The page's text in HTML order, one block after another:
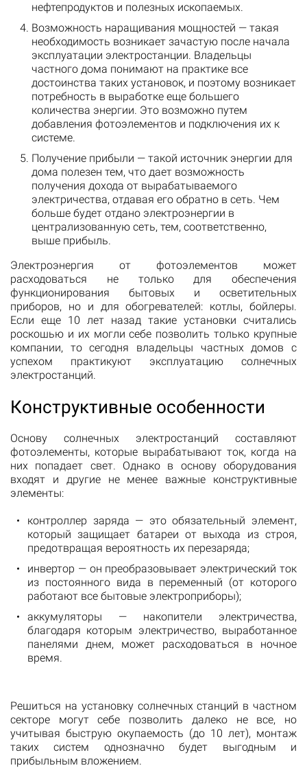
нефтепродуктов и полезных ископаемых.
Возможность наращивания мощностей — такая
необходимость возникает зачастую после начала
эксплуатации электростанции. Владельцы
частного дома понимают на практике все
достоинства таких установок, и поэтому возникает
потребность в выработке еще большего
количества энергии. Это возможно путем
добавления фотоэлементов и подключения их к
системе.
Получение прибыли — такой источник энергии для
дома полезен тем, что дает возможность
получения дохода от вырабатываемого
электричества, отдавая его обратно в сеть. Чем
больше будет отдано электроэнергии в
централизованную сеть, тем, соответственно,
выше прибыль.
Электроэнергия от фотоэлементов может
расходоваться не только для обеспечения
функционирования бытовых и осветительных
приборов, но и для обогревателей: котлы, бойлеры.
Если еще 10 лет назад такие установки считались
роскошью и их могли себе позволить только крупные
компании, то сегодня владельцы частных домов с
успехом практикуют эксплуатацию солнечных
электростанций.
Конструктивные особенности
Основу солнечных электростанций составляют
фотоэлементы, которые вырабатывают ток, когда на
них попадает свет. Однако в основу оборудования
входят и другие не менее важные конструктивные
элементы:
контроллер заряда — это обязательный элемент,
который защищает батареи от выхода из строя,
предотвращая вероятность их перезаряда;
инвертор — он преобразовывает электрический ток
из постоянного вида в переменный (от которого
работают все бытовые электроприборы);
аккумуляторы — накопители электричества,
благодаря которым электричество, выработанное
панелями днем, может расходоваться в ночное
время.
Решиться на установку солнечных станций в частном
секторе могут себе позволить далеко не все, но
учитывая быструю окупаемость (до 10 лет), монтаж
таких систем однозначно будет выгодным и
прибыльным вложением.